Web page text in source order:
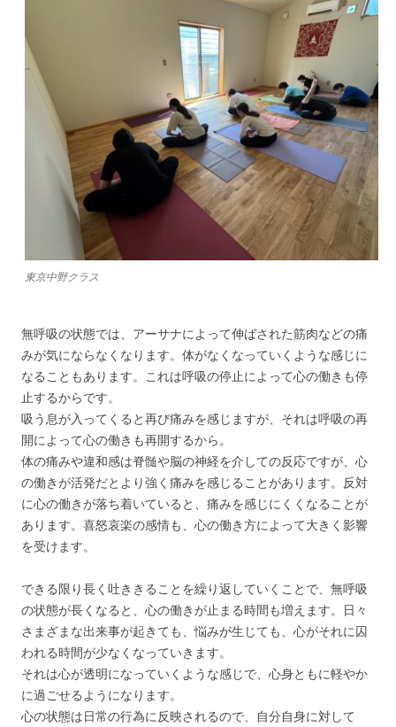
東京中野クラス
無呼吸の状態では、アーサナによって伸ばされた筋肉などの痛
みが気にならなくなります。体がなくなっていくような感じに
なることもあります。これは呼吸の停止によって心の働きも停
止するからです。
吸う息が入ってくると再び痛みを感じますが、それは呼吸の再
開によって心の働きも再開するから。
体の痛みや違和感は脊髄や脳の神経を介しての反応ですが、心
の働きが活発だとより強く痛みを感じることがあります。反対
に心の働きが落ち着いていると、痛みを感じにくくなることが
あります。喜怒哀楽の感情も、心の働き方によって大きく影響
を受けます。
できる限り長く吐ききることを繰り返していくことで、無呼吸
の状態が長くなると、心の働きが止まる時間も増えます。日々
さまざまな出来事が起きても、悩みが生じても、心がそれに囚
われる時間が少なくなっていきます。
それは心が透明になっていくような感じで、心身ともに軽やか
に過ごせるようになります。
心の状態は日常の行為に反映されるので、自分自身に対して